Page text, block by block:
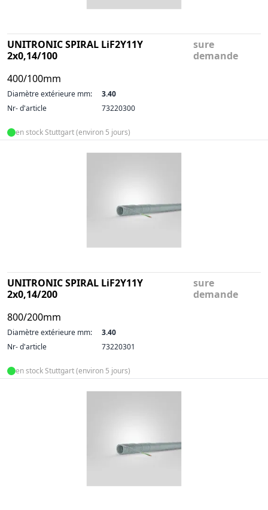
UNITRONIC SPIRAL LiF2Y11Y
2x0,14/100
400/100mm
sure
demande
Diamètre extérieure mm:
3.40
Nr- d'article
73220300
en stock Stuttgart (environ 5 jours)
UNITRONIC SPIRAL LiF2Y11Y
2x0,14/200
800/200mm
sure
demande
Diamètre extérieure mm:
3.40
Nr- d'article
73220301
en stock Stuttgart (environ 5 jours)